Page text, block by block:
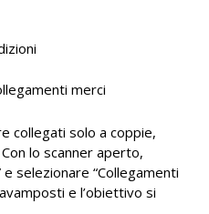
merci
collegati solo a coppie,
lo scanner aperto,
selezionare “Collegamenti
e l’obiettivo si